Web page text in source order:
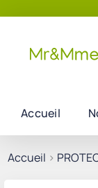
Accueil
Accueil >